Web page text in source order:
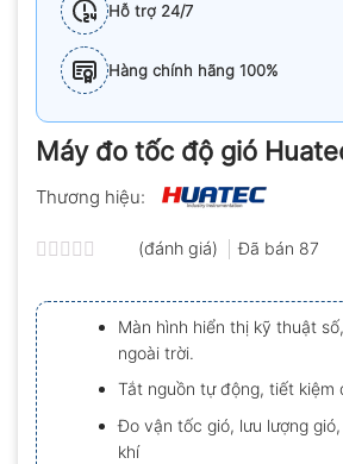
Hỗ trợ 24/7
Hàng chính hãng 100%
Máy đo tốc độ gió
Thương hiệu:
xếp
hạng
0.0
5
sao
(đánh giá) Đã bán 87
Màn hình hiển thị kỹ thuật
ngoài trời.
Tắt nguồn tự động, tiết kiệm
Đo vận tốc gió, lưu lượng
khí